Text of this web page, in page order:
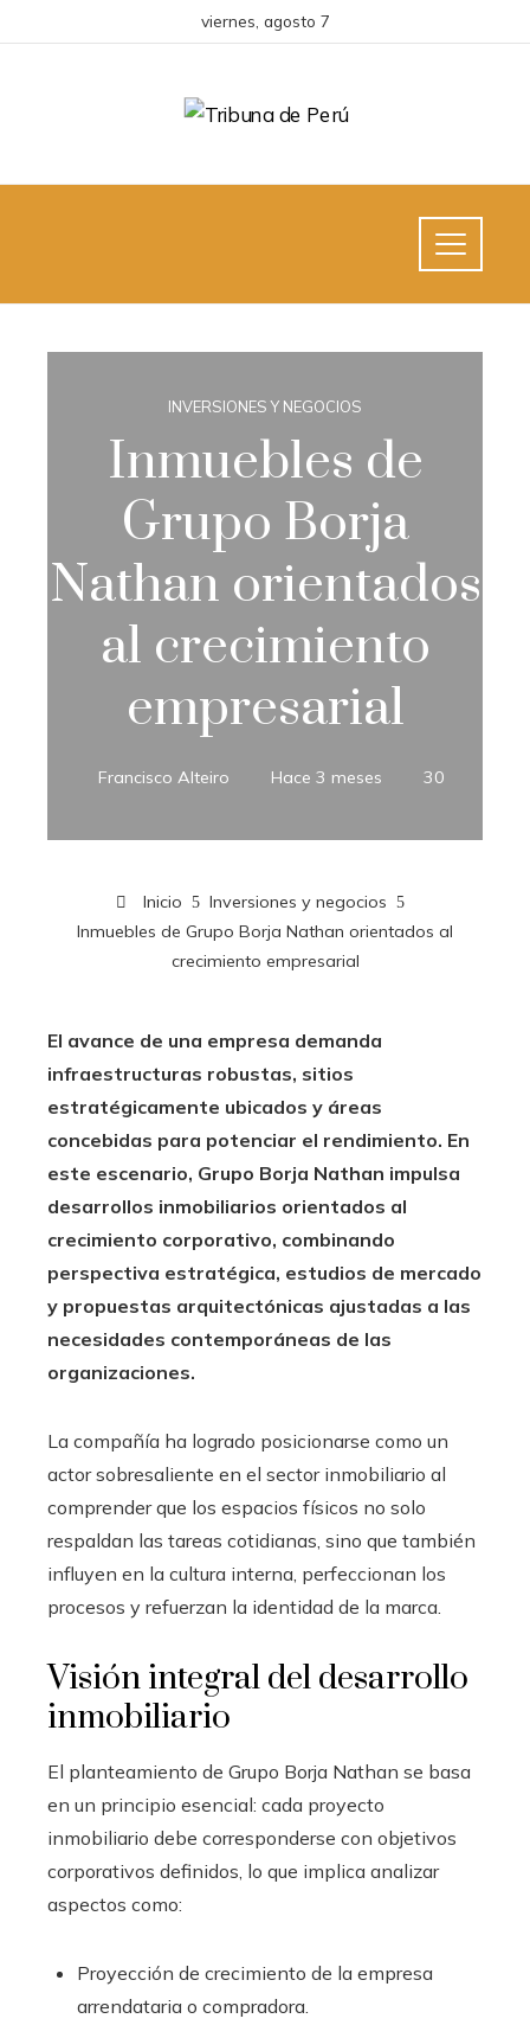
viernes, agosto 7
INVERSIONES Y NEGOCIOS
Inmuebles de
Grupo Borja
Nathan orientados
al crecimiento
empresarial
Francisco Alteiro Hace 3 meses 30
Inicio
Inversiones y negocios
Inmuebles de Grupo Borja Nathan orientados al
crecimiento empresarial
El avance de una empresa demanda
infraestructuras robustas, sitios
estratégicamente ubicados y áreas
concebidas para potenciar el rendimiento. En
este escenario, Grupo Borja Nathan impulsa
desarrollos inmobiliarios orientados al
crecimiento corporativo, combinando
perspectiva estratégica, estudios de mercado
y propuestas arquitectónicas ajustadas a las
necesidades contemporáneas de las
organizaciones.
La compañía ha logrado posicionarse como un
actor sobresaliente en el sector inmobiliario al
comprender que los espacios físicos no solo
respaldan las tareas cotidianas, sino que también
influyen en la cultura interna, perfeccionan los
procesos y refuerzan la identidad de la marca.
Visión integral del desarrollo
inmobiliario
El planteamiento de Grupo Borja Nathan se basa
en un principio esencial: cada proyecto
inmobiliario debe corresponderse con objetivos
corporativos definidos, lo que implica analizar
aspectos como:
Proyección de crecimiento de la empresa
arrendataria o compradora.